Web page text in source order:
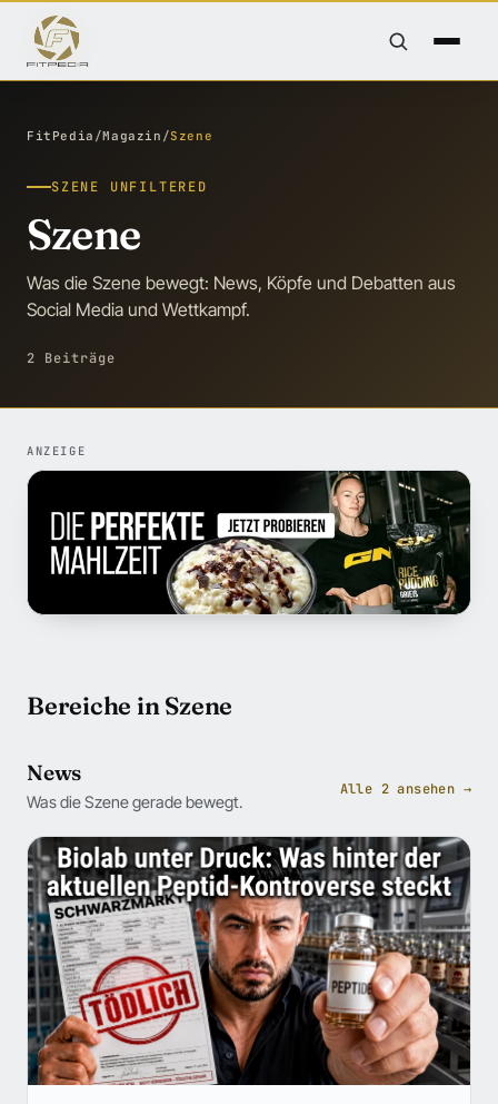
FitPedia /Magazin /Szene
SZENE UNFILTERED
Szene
Was die Szene bewegt: News, Köpfe und Debatten aus
Social Media und Wettkampf.
2 Beiträge
ANZEIGE
Bereiche in Szene
News
Was die Szene gerade bewegt.
Alle 2 ansehen →